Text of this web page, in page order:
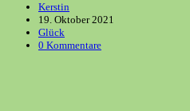
Beitrags-
Autor:
Kerstin
Beitrag
veröffentlicht:
19. Oktober 2021
Beitrags-
Kategorie:
Glück
Beitrags-
0 Kommentare